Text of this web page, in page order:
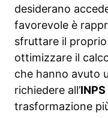
desiderano
favorevole è
sfruttare il
ottimizzare il
che hanno avuto
richiedere all’INPS
trasformazione